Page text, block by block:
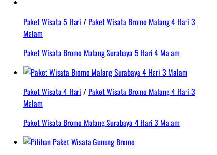
Paket Wisata 5 Hari / Paket Wisata Bromo Malang 4 Hari 3
Malam
Paket Wisata Bromo Malang Surabaya 5 Hari 4 Malam
Paket Wisata 4 Hari / Paket Wisata Bromo Malang 4 Hari 3
Malam
Paket Wisata Bromo Malang Surabaya 4 Hari 3 Malam